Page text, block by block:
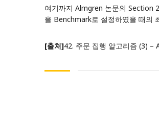
여기까지 Almgren 논문의 Section
을 Benchmark로 설정하였을 때의
[출처]42. 주문 집행 알고리즘 (3) –